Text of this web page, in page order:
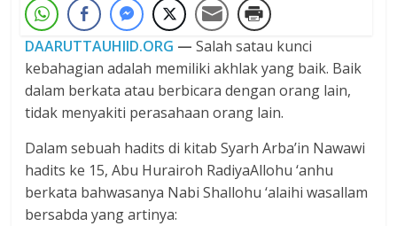
DAARUTTAUHIID.ORG —Salah satau kunci
kebahagian adalah memiliki akhlak yang baik. Baik
dalam berkata atau berbicara dengan orang lain,
tidak menyakiti perasahaan orang lain.
Dalam sebuah hadits di kitab Syarh Arba’in Nawawi
hadits ke 15, Abu Hurairoh RadiyaAllohu ‘anhu
berkata bahwasanya Nabi Shallohu ‘alaihi wasallam
bersabda yang artinya: